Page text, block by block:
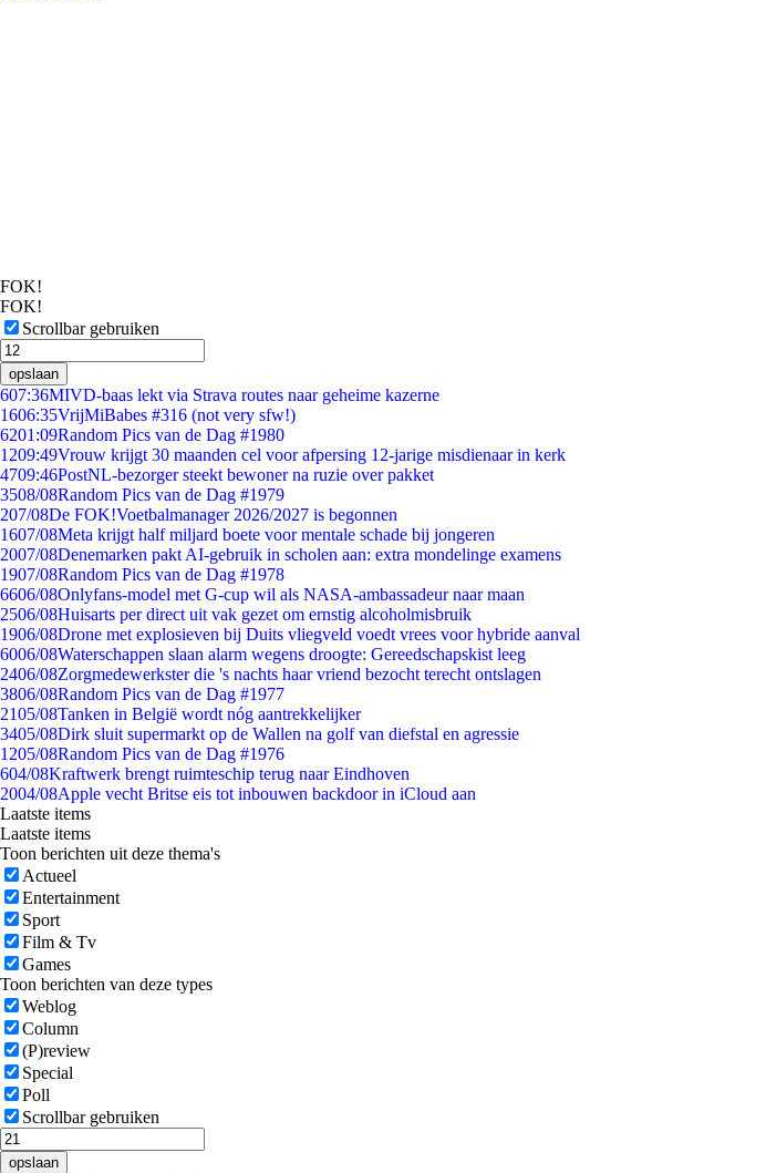
FOK!
FOK!
Scrollbar gebruiken
opslaan
607:36MIVD-baas lekt via Strava routes naar geheime kazerne
1606:35VrijMiBabes #316 (not very sfw!)
6201:09Random Pics van de Dag #1980
1209:49Vrouw krijgt 30 maanden cel voor afpersing 12-jarige misdienaar in kerk
4709:46PostNL-bezorger steekt bewoner na ruzie over pakket
3508/08Random Pics van de Dag #1979
207/08De FOK!Voetbalmanager 2026/2027 is begonnen
1607/08Meta krijgt half miljard boete voor mentale schade bij jongeren
2007/08Denemarken pakt AI-gebruik in scholen aan: extra mondelinge examens
1907/08Random Pics van de Dag #1978
6606/08Onlyfans-model met G-cup wil als NASA-ambassadeur naar maan
2506/08Huisarts per direct uit vak gezet om ernstig alcoholmisbruik
1906/08Drone met explosieven bij Duits vliegveld voedt vrees voor hybride aanval
6006/08Waterschappen slaan alarm wegens droogte: Gereedschapskist leeg
2406/08Zorgmedewerkster die 's nachts haar vriend bezocht terecht ontslagen
3806/08Random Pics van de Dag #1977
2105/08Tanken in België wordt nóg aantrekkelijker
3405/08Dirk sluit supermarkt op de Wallen na golf van diefstal en agressie
1205/08Random Pics van de Dag #1976
604/08Kraftwerk brengt ruimteschip terug naar Eindhoven
2004/08Apple vecht Britse eis tot inbouwen backdoor in iCloud aan
Laatste items
Laatste items
Toon berichten uit deze thema's
Actueel
Entertainment
Sport
Film & Tv
Games
Toon berichten van deze types
Weblog
Column
(P)review
Special
Poll
Scrollbar gebruiken
opslaan